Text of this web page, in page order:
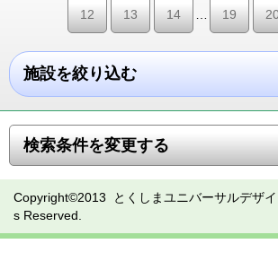
12 13 14 19
施設を絞り込む
検索条件を変更する
Copyright©2013 とくしまユニバーサルデザ
s Reserved.